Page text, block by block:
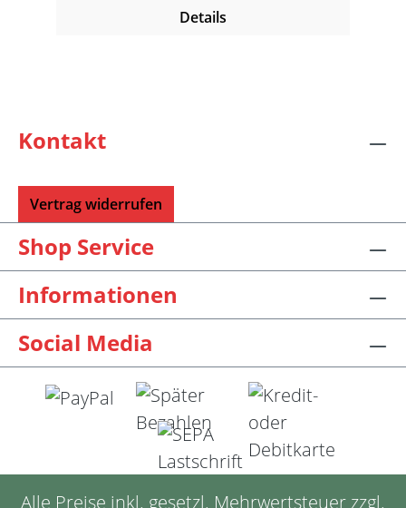
Details
Kontakt
Vertrag widerrufen
Shop Service
Informationen
Social Media
Alle Preise inkl. gesetzl. Mehrwertsteuer zzgl.